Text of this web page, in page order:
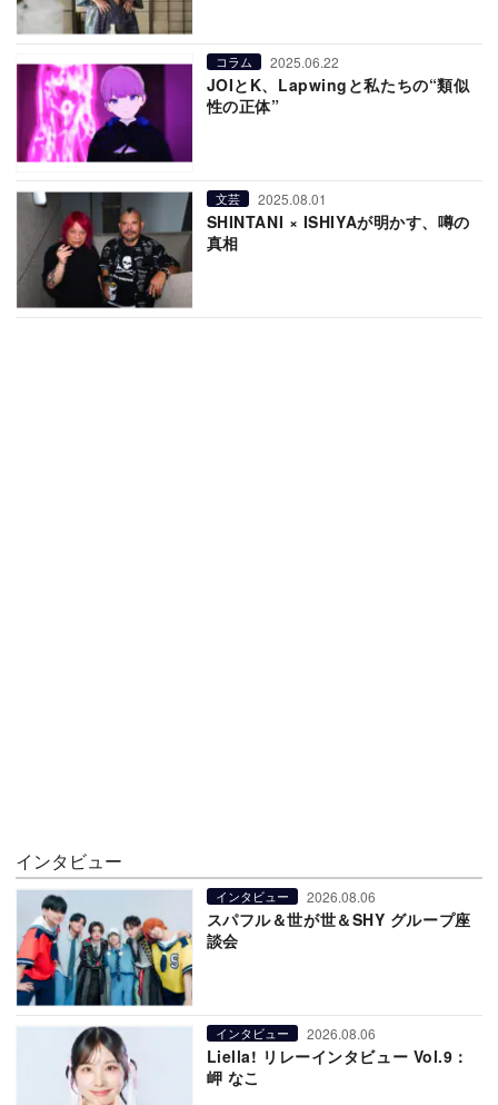
コラム 2025.06.22
JOIとK、Lapwingと私たちの“類似
性の正体”
文芸 2025.08.01
SHINTANI × ISHIYAが明かす、噂の
真相
インタビュー
インタビュー 2026.08.06
スパフル＆世が世＆SHY グループ座
談会
インタビュー 2026.08.06
Liella! リレーインタビュー Vol.9：
岬 なこ